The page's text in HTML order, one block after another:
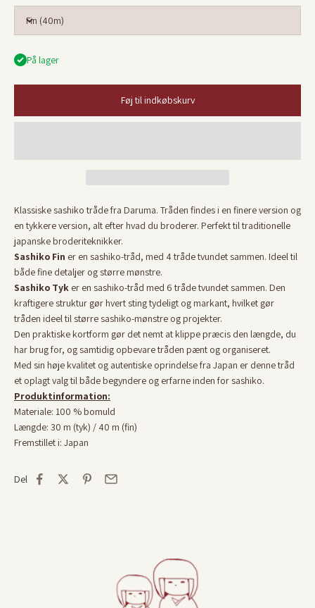
Fin (40m)
På lager
Føj til indkøbskurv
Klassiske sashiko tråde fra Daruma. Tråden findes i en finere version og
en tykkere version, alt efter hvad du broderer. Perfekt til traditionelle
japanske broderiteknikker.
Sashiko Fin er en sashiko-tråd, med 4 tråde tvundet sammen. Ideel til
både fine detaljer og større mønstre.
Sashiko Tyk er en sashiko-tråd med 6 tråde tvundet sammen. Den
kraftigere struktur gør hvert sting tydeligt og markant, hvilket gør
tråden ideel til større sashiko-mønstre og projekter.
Den praktiske kortform gør det nemt at klippe præcis den længde, du
har brug for, og samtidig opbevare tråden pænt og organiseret.
Med sin høje kvalitet og autentiske oprindelse fra Japan er denne tråd
et oplagt valg til både begyndere og erfarne inden for sashiko.
Produktinformation:
Materiale: 100 % bomuld
Længde: 30 m (tyk) / 40 m (fin)
Fremstillet i: Japan
Del